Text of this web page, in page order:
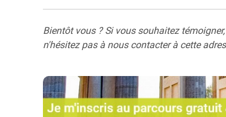
Bientôt vous ? Si vous souhaitez
n'hésitez pas à nous contacter à cette